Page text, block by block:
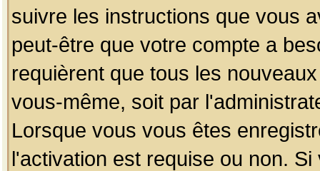
suivre les instructions que vous
peut-être que votre compte a
requièrent que tous les
vous-même, soit par
Lorsque vous vous êtes
l'activation est requise ou non.